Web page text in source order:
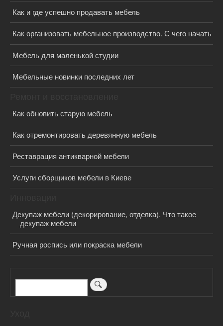
Как и где успешно продавать мебель
Как организовать мебельное производство. С чего начать
Мебель для маленькой студии
Мебельные новинки последних лет
Как обновить старую мебель
Как отремонтировать деревянную мебель
Реставрация антикварной мебели
Услуги сборщиков мебели в Киеве
Декупаж мебели (декорирование, отделка). Что такое
декупаж мебели
Ручная роспись или покраска мебели
Поиск